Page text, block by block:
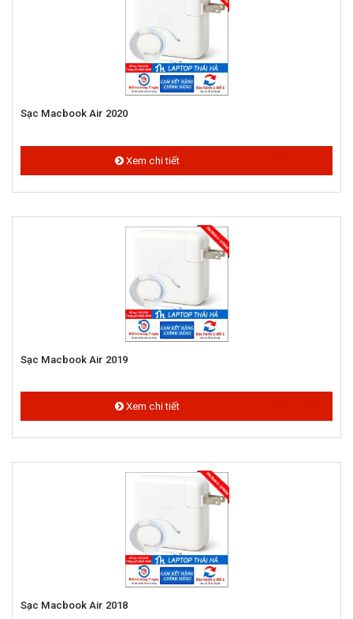
Sạc Macbook Air 2020
Xem chi tiết
Sạc Macbook Air 2019
Xem chi tiết
Sạc Macbook Air 2018